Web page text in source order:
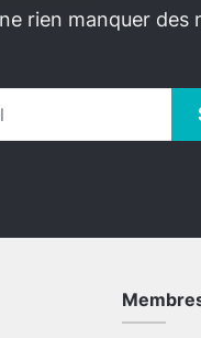
rien manquer des